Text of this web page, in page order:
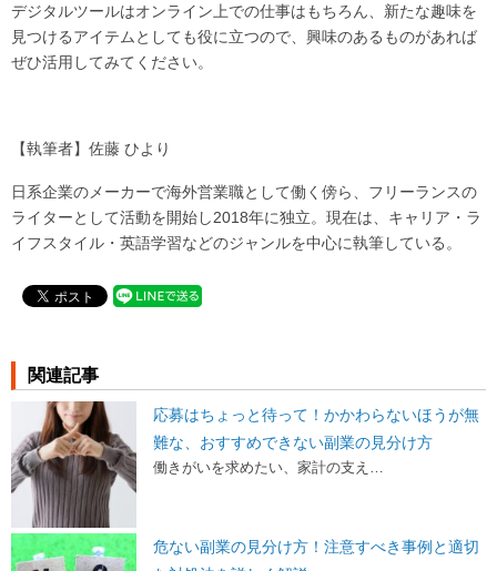
デジタルツールはオンライン上での仕事はもちろん、新たな趣味を
見つけるアイテムとしても役に立つので、興味のあるものがあれば
ぜひ活用してみてください。
【執筆者】佐藤 ひより
日系企業のメーカーで海外営業職として働く傍ら、フリーランスの
ライターとして活動を開始し2018年に独立。現在は、キャリア・ラ
イフスタイル・英語学習などのジャンルを中心に執筆している。
関連記事
応募はちょっと待って！かかわらないほうが無
難な、おすすめできない副業の見分け方
働きがいを求めたい、家計の支え…
危ない副業の見分け方！注意すべき事例と適切